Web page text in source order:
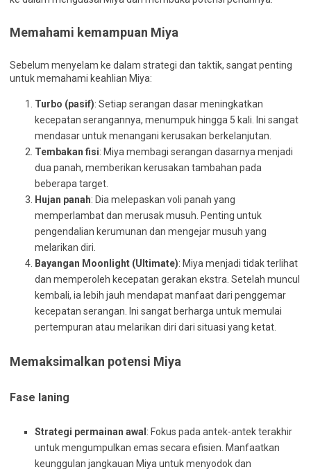
Memahami kemampuan Miya
Sebelum menyelam ke dalam strategi dan taktik, sangat penting
untuk memahami keahlian Miya:
Turbo (pasif): Setiap serangan dasar meningkatkan
kecepatan serangannya, menumpuk hingga 5 kali. Ini sangat
mendasar untuk menangani kerusakan berkelanjutan.
Tembakan fisi: Miya membagi serangan dasarnya menjadi
dua panah, memberikan kerusakan tambahan pada
beberapa target.
Hujan panah: Dia melepaskan voli panah yang
memperlambat dan merusak musuh. Penting untuk
pengendalian kerumunan dan mengejar musuh yang
melarikan diri.
Bayangan Moonlight (Ultimate): Miya menjadi tidak terlihat
dan memperoleh kecepatan gerakan ekstra. Setelah muncul
kembali, ia lebih jauh mendapat manfaat dari penggemar
kecepatan serangan. Ini sangat berharga untuk memulai
pertempuran atau melarikan diri dari situasi yang ketat.
Memaksimalkan potensi Miya
Fase laning
Strategi permainan awal : Fokus pada antek-antek terakhir
untuk mengumpulkan emas secara efisien. Manfaatkan
keunggulan jangkauan Miya untuk menyodok dan